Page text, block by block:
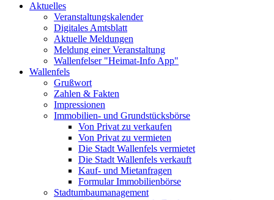
Aktuelles
Veranstaltungskalender
Digitales Amtsblatt
Aktuelle Meldungen
Meldung einer Veranstaltung
Wallenfelser "Heimat-Info App"
Wallenfels
Grußwort
Zahlen & Fakten
Impressionen
Immobilien- und Grundstücksbörse
Von Privat zu verkaufen
Von Privat zu vermieten
Die Stadt Wallenfels vermietet
Die Stadt Wallenfels verkauft
Kauf- und Mietanfragen
Formular Immobilienbörse
Stadtumbaumanagement